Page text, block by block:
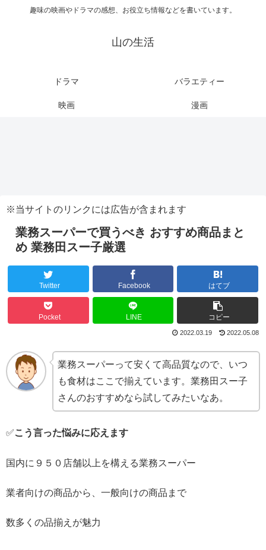
趣味の映画やドラマの感想、お役立ち情報などを書いています。
山の生活
ドラマ バラエティー
映画 漫画
※当サイトのリンクには広告が含まれます
業務スーパーで買うべき おすすめ商品まと
め 業務田スー子厳選
Twitter Facebook はてブ
Pocket LINE コピー
2022.05.08
2022.03.19
業務スーパーって安くて高品質なので、いつ
も食材はここで揃えています。業務田スー子
さんのおすすめなら試してみたいなあ。
✅こう言った悩みに応えます
国内に９５０店舗以上を構える業務スーパー
業者向けの商品から、一般向けの商品まで
数多くの品揃えが魅力